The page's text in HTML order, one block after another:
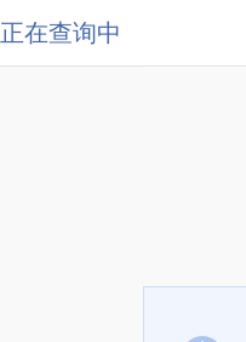
正在查询中